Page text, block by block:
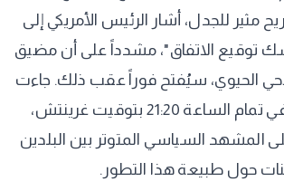
مثير للجدل، أشار الرئيس الأمريكي إلى
توقيع الاتفاق"، مشدداً على أن مضيق
الحيوي، سيُفتح فوراً عقب ذلك. جاءت
هذه التصريحات في تمام الساعة 21:20 بتوقيت غرينتش،
المشهد السياسي المتوتر بين البلدين
حول طبيعة هذا التطور.